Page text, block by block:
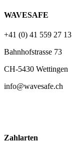
WAVESAFE
+41 (0) 41 559 27 13
Bahnhofstrasse 73
CH-5430 Wettingen
info@wavesafe.ch
Zahlarten